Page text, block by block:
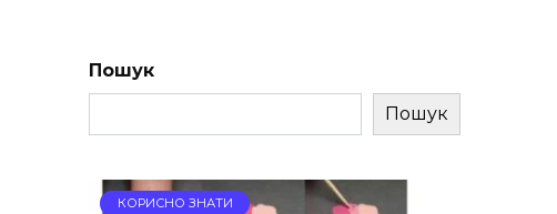
Пошук
Пошук
КОРИСНО ЗНАТИ